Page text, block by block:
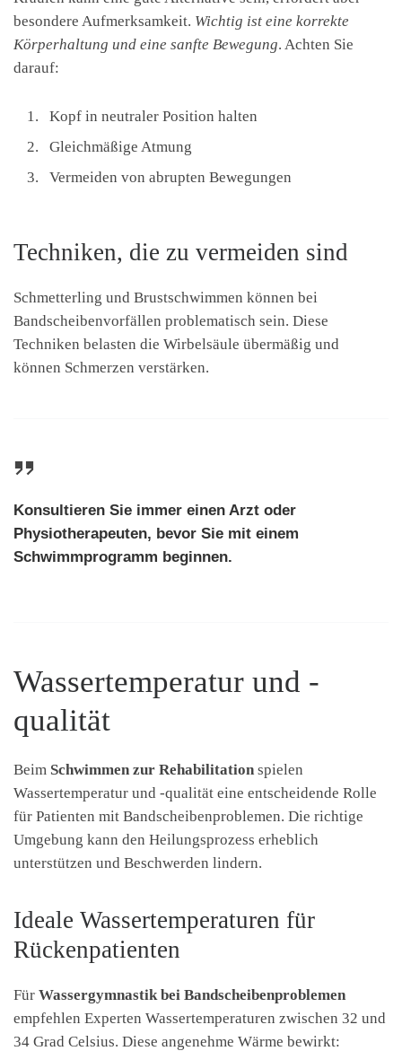
besondere Aufmerksamkeit. Wichtig ist eine korrekte
Körperhaltung und eine sanfte Bewegung. Achten Sie
darauf:
Kopf in neutraler Position halten
Gleichmäßige Atmung
Vermeiden von abrupten Bewegungen
Techniken, die zu vermeiden sind
Schmetterling und Brustschwimmen können bei
Bandscheibenvorfällen problematisch sein. Diese
Techniken belasten die Wirbelsäule übermäßig und
können Schmerzen verstärken.
Konsultieren Sie immer einen Arzt oder
Physiotherapeuten, bevor Sie mit einem
Schwimmprogramm beginnen.
Wassertemperatur und -
qualität
Beim Schwimmen zur Rehabilitation spielen
Wassertemperatur und -qualität eine entscheidende Rolle
für Patienten mit Bandscheibenproblemen. Die richtige
Umgebung kann den Heilungsprozess erheblich
unterstützen und Beschwerden lindern.
Ideale Wassertemperaturen für
Rückenpatienten
Für Wassergymnastik bei Bandscheibenproblemen
empfehlen Experten Wassertemperaturen zwischen 32 und
34 Grad Celsius. Diese angenehme Wärme bewirkt: